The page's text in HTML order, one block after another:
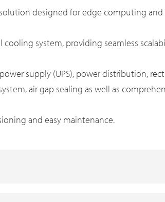
solution designed for edge computing
system, providing seamless
supply (UPS), power distribution,
air gap sealing as well as
and easy maintenance.